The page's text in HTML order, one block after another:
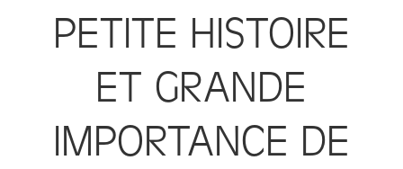
PETITE HISTOIRE
ET GRANDE
IMPORTANCE DE